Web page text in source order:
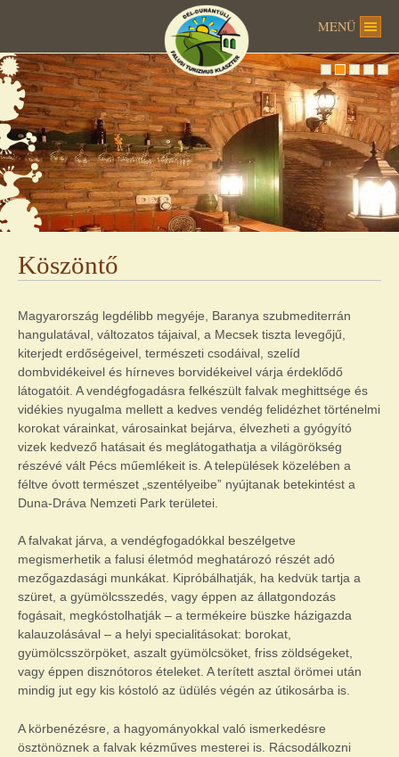
MENÜ
Köszöntő
Magyarország legdélibb megyéje, Baranya szubmediterrán
hangulatával, változatos tájaival, a Mecsek tiszta levegőjű,
kiterjedt erdőségeivel, természeti csodáival, szelíd
dombvidékeivel és hírneves borvidékeivel várja érdeklődő
látogatóit. A vendégfogadásra felkészült falvak meghittsége és
vidékies nyugalma mellett a kedves vendég felidézhet történelmi
korokat várainkat, városainkat bejárva, élvezheti a gyógyító
vizek kedvező hatásait és meglátogathatja a világörökség
részévé vált Pécs műemlékeit is. A települések közelében a
féltve óvott természet „szentélyeibe” nyújtanak betekintést a
Duna-Dráva Nemzeti Park területei.
A falvakat járva, a vendégfogadókkal beszélgetve
megismerhetik a falusi életmód meghatározó részét adó
mezőgazdasági munkákat. Kipróbálhatják, ha kedvük tartja a
szüret, a gyümölcsszedés, vagy éppen az állatgondozás
fogásait, megkóstolhatják – a termékeire büszke házigazda
kalauzolásával – a helyi specialitásokat: borokat,
gyümölcsszörpöket, aszalt gyümölcsöket, friss zöldségeket,
vagy éppen disznótoros ételeket. A terített asztal örömei után
mindig jut egy kis kóstoló az üdülés végén az útikosárba is.
A körbenézésre, a hagyományokkal való ismerkedésre
ösztönöznek a falvak kézműves mesterei is. Rácsodálkozni